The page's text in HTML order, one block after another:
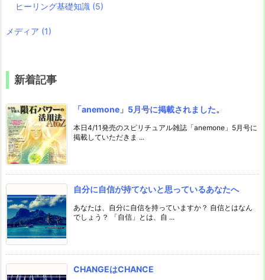
ヒーリング基礎知識 (5)
メディア (1)
新着記事
「anemone」5月号に掲載されました。
本日4/11発売のスピリチュアル雑誌「anemone」5月号に
掲載していただきま ...
自分に自信が持てないと思っているあなたへ
あなたは、自分に自信を持っていますか？ 自信とはなん
でしょう？ 「自信」とは、自 ...
CHANGEはCHANCE